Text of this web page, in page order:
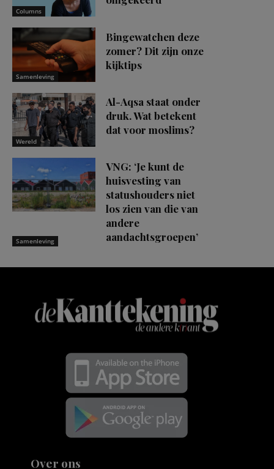
Columns
Samenleving
Bingewatchen deze
zomer? Dit zijn onze
kijktips
Wereld
Al-Aqsa staat onder
druk. Wat betekent
dat voor moslims?
Samenleving
VNG: ‘Je kunt de
huisvesting van
statushouders niet
los zien van die van
andere
aandachtsgroepen’
Over ons